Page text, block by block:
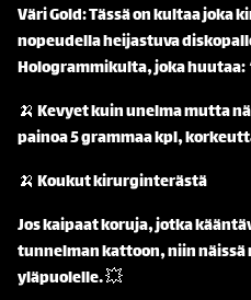
Väri Gold: Tässä on kultaa joka
nopeudella heijastuva
Hologrammikulta, joka huutaa:
🍌 Kevyet kuin unelma mutta
painoa 5 grammaa kpl,
🍌 Koukut kirurginterästä
Jos kaipaat koruja, jotka
tunnelman kattoon, niin
yläpuolelle. 💥